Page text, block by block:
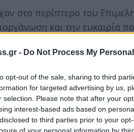
- Do Not Process My
opt-out of the sale, sharing to third
for targeted advertising by us,
selection. Please note that after your
interest-based ads based on
to third parties prior to your
στο περίπτερο του
και την ευκαιρία
ενημέρωσαν, η
η ενδεχόμενη δημιουργία
κόσμο της χώρας
σε μια άρτια
στους παρευρισκόμενους